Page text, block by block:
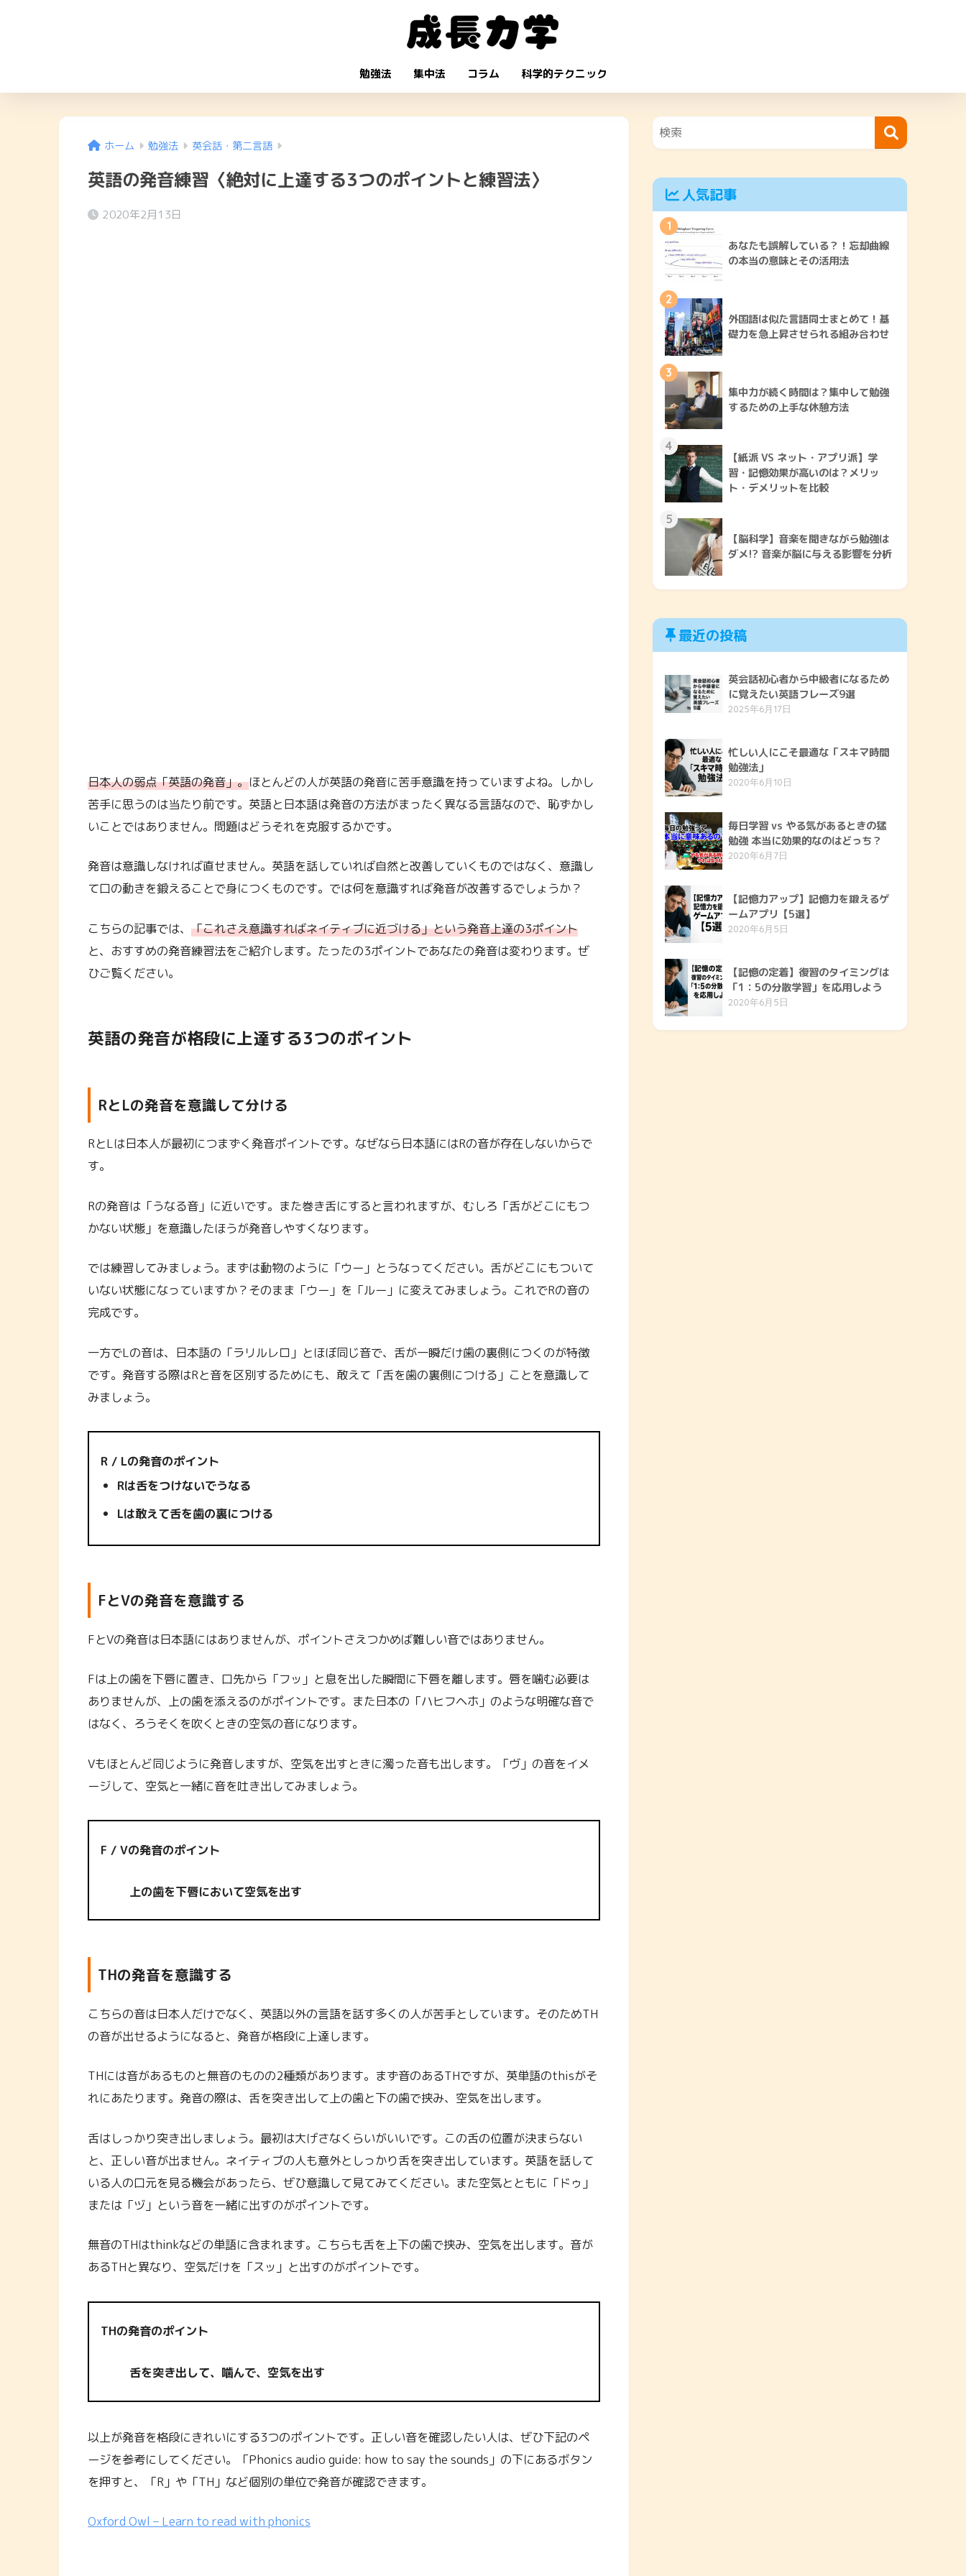
勉強法 集中法 コラム 科学的テクニック
ホーム 勉強法 英会話・第二言語
英語の発音練習〈絶対に上達する3つのポイントと練習法〉
2020年2月13日
日本人の弱点「英語の発音」。ほとんどの人が英語の発音に苦手意識を持っていますよね。しかし
苦手に思うのは当たり前です。英語と日本語は発音の方法がまったく異なる言語なので、恥ずかし
いことではありません。問題はどうそれを克服するかです。
発音は意識しなければ直せません。英語を話していれば自然と改善していくものではなく、意識し
て口の動きを鍛えることで身につくものです。では何を意識すれば発音が改善するでしょうか？
こちらの記事では、 「これさえ意識すればネイティブに近づける」という発音上達の3ポイント
と、おすすめの発音練習法をご紹介します。たったの3ポイントであなたの発音は変わります。ぜ
ひご覧ください。
英語の発音が格段に上達する3つのポイント
RとLの発音を意識して分ける
RとLは日本人が最初につまずく発音ポイントです。なぜなら日本語にはRの音が存在しないからで
す。
Rの発音は「うなる音」に近いです。また巻き舌にすると言われますが、むしろ「舌がどこにもつ
かない状態」を意識したほうが発音しやすくなります。
では練習してみましょう。まずは動物のように「ウー」とうなってください。舌がどこにもついて
いない状態になっていますか？そのまま「ウー」を「ルー」に変えてみましょう。これでRの音の
完成です。
一方でLの音は、日本語の「ラリルレロ」とほぼ同じ音で、舌が一瞬だけ歯の裏側につくのが特徴
です。発音する際はRと音を区別するためにも、敢えて「舌を歯の裏側につける」ことを意識して
みましょう。
R / Lの発音のポイント
Rは舌をつけないでうなる
Lは敢えて舌を歯の裏につける
FとVの発音を意識する
FとVの発音は日本語にはありませんが、ポイントさえつかめば難しい音ではありません。
Fは上の歯を下唇に置き、口先から「フッ」と息を出した瞬間に下唇を離します。唇を噛む必要は
ありませんが、上の歯を添えるのがポイントです。また日本の「ハヒフヘホ」のような明確な音で
はなく、ろうそくを吹くときの空気の音になります。
Vもほとんど同じように発音しますが、空気を出すときに濁った音も出します。「ヴ」の音をイメ
ージして、空気と一緒に音を吐き出してみましょう。
F / Vの発音のポイント
上の歯を下唇において空気を出す
THの発音を意識する
こちらの音は日本人だけでなく、英語以外の言語を話す多くの人が苦手としています。そのためTH
の音が出せるようになると、発音が格段に上達します。
THには音があるものと無音のものの2種類があります。まず音のあるTHですが、英単語のthisがそ
れにあたります。発音の際は、舌を突き出して上の歯と下の歯で挟み、空気を出します。
舌はしっかり突き出しましょう。最初は大げさなくらいがいいです。この舌の位置が決まらない
と、正しい音が出ません。ネイティブの人も意外としっかり舌を突き出しています。英語を話して
いる人の口元を見る機会があったら、ぜひ意識して見てみてください。また空気とともに「ドゥ」
または「ヅ」という音を一緒に出すのがポイントです。
無音のTHはthinkなどの単語に含まれます。こちらも舌を上下の歯で挟み、空気を出します。音が
あるTHと異なり、空気だけを「スッ」と出すのがポイントです。
THの発音のポイント
舌を突き出して、噛んで、空気を出す
以上が発音を格段にきれいにする3つのポイントです。正しい音を確認したい人は、ぜひ下記のペ
ージを参考にしてください。「Phonics audio guide: how to say the sounds」の下にあるボタン
を押すと、「R」や「TH」など個別の単位で発音が確認できます。
Oxford Owl – Learn to read with phonics
人気記事
1
あなたも誤解している？！忘却曲線
の本当の意味とその活用法
2
外国語は似た言語同士まとめて！基
礎力を急上昇させられる組み合わせ
3
集中力が続く時間は？集中して勉強
するための上手な休憩方法
4
【紙派 VS ネット・アプリ派】学
習・記憶効果が高いのは？メリッ
ト・デメリットを比較
5
【脳科学】音楽を聞きながら勉強は
ダメ!? 音楽が脳に与える影響を分析
最近の投稿
英会話初心者から中級者になるため
に覚えたい英語フレーズ9選
2025年6月17日
忙しい人にこそ最適な「スキマ時間
勉強法」
2020年6月10日
毎日学習 vs やる気があるときの猛
勉強 本当に効果的なのはどっち？
2020年6月7日
【記憶力アップ】記憶力を鍛えるゲ
ームアプリ【5選】
2020年6月5日
【記憶の定着】復習のタイミングは
「1：5の分散学習」を応用しよう
2020年6月5日